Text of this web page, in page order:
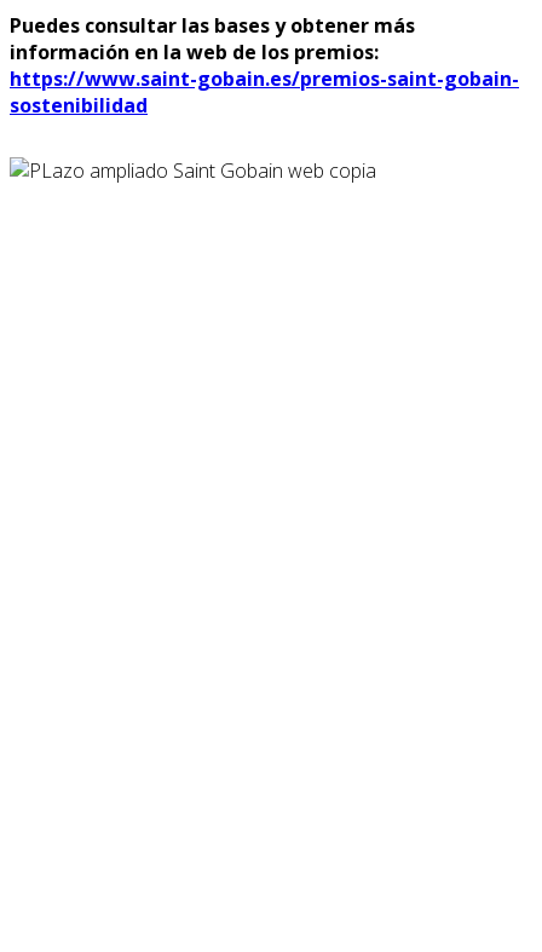
Puedes consultar las bases y obtener más
información en la web de los premios:
https://www.saint-gobain.es/premios-saint-gobain-
sostenibilidad